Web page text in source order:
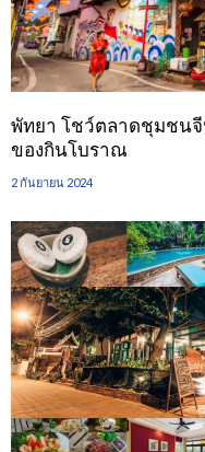
พัทยา โชว์ตลาดชุมชน
ของกินโบราณ
2 กันยายน 2024